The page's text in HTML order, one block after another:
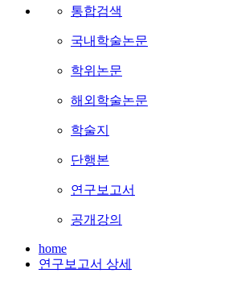
통합검색
국내학술논문
학위논문
해외학술논문
학술지
단행본
연구보고서
공개강의
home
연구보고서 상세